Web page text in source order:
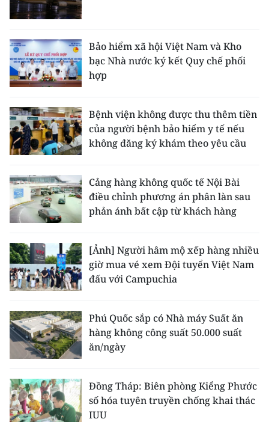
Bảo hiểm xã hội Việt Nam và Kho
bạc Nhà nước ký kết Quy chế phối
hợp
Bệnh viện không được thu thêm tiền
của người bệnh bảo hiểm y tế nếu
không đăng ký khám theo yêu cầu
Cảng hàng không quốc tế Nội Bài
điều chỉnh phương án phân làn sau
phản ánh bất cập từ khách hàng
[Ảnh] Người hâm mộ xếp hàng nhiều
giờ mua vé xem Đội tuyển Việt Nam
đấu với Campuchia
Phú Quốc sắp có Nhà máy Suất ăn
hàng không công suất 50.000 suất
ăn/ngày
Đồng Tháp: Biên phòng Kiểng Phước
số hóa tuyên truyền chống khai thác
IUU